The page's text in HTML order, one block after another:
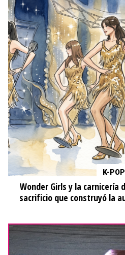
K-POP
Wonder Girls y la carnicería
sacrificio que construyó la